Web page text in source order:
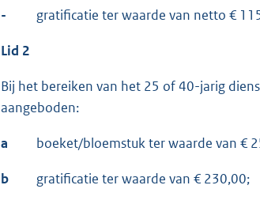
- gratificatie ter waarde van netto €
Lid 2
Bij het bereiken van het 25 of 40-jarig
aangeboden:
a boeket/bloemstuk ter waarde van €
b gratificatie ter waarde van € 230,00;